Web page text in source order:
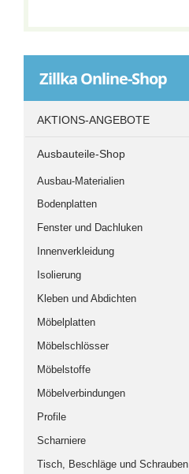
ZillkaOnline-Shop
AKTIONS-ANGEBOTE
Ausbauteile-Shop
Ausbau-Materialien
Bodenplatten
Fenster und Dachluken
Innenverkleidung
Isolierung
Kleben und Abdichten
Möbelplatten
Möbelschlösser
Möbelstoffe
Möbelverbindungen
Profile
Scharniere
Tisch, Beschläge und Schrauben